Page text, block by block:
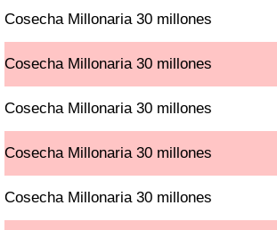
Cosecha Millonaria 30 millones
Cosecha Millonaria 30 millones
Cosecha Millonaria 30 millones
Cosecha Millonaria 30 millones
Cosecha Millonaria 30 millones